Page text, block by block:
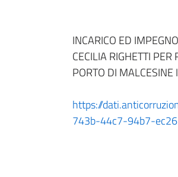
INCARICO ED
CECILIA RIGHETTI
PORTO DI
https://
743b-44c7-94b7-